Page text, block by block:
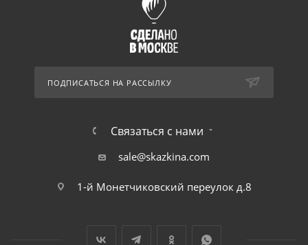
ПОДПИСАТЬСЯ НА РАССЫЛКУ
Связаться с нами
sale@skazkina.com
1-й Монетчиковский переулок д.8